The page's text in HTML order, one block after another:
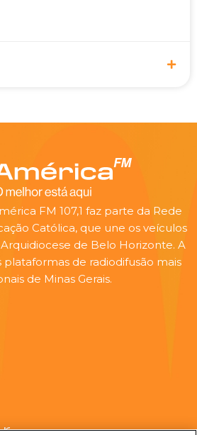
FM 107,1 faz parte da Rede
Católica, que une os veículos
de Belo Horizonte. A
plataformas de radiodifusão mais
de Minas Gerais.